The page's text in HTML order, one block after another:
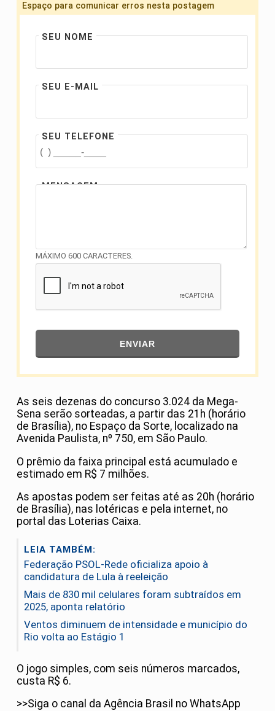
Espaço para comunicar erros nesta postagem
SEU NOME
SEU E-MAIL
SEU TELEFONE
MENSAGEM
MÁXIMO 600 CARACTERES.
ENVIAR
As seis dezenas do concurso 3.024 da Mega-
Sena serão sorteadas, a partir das 21h (horário
de Brasília), no Espaço da Sorte, localizado na
Avenida Paulista, nº 750, em São Paulo.
O prêmio da faixa principal está acumulado e
estimado em R$ 7 milhões.
As apostas podem ser feitas até as 20h (horário
de Brasília), nas lotéricas e pela internet, no
portal das Loterias Caixa.
LEIA TAMBÉM:
Federação PSOL-Rede oficializa apoio à
candidatura de Lula à reeleição
Mais de 830 mil celulares foram subtraídos em
2025, aponta relatório
Ventos diminuem de intensidade e município do
Rio volta ao Estágio 1
O jogo simples, com seis números marcados,
custa R$ 6.
>>Siga o canal da Agência Brasil no WhatsApp